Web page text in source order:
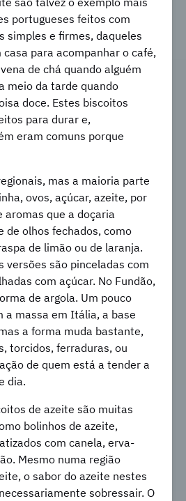
portugueses feitos com
simples e firmes, daqueles
para acompanhar o café,
de chá quando alguém
meio da tarde quando
doce. Estes biscoitos
para durar e,
eram comuns porque
mas a maioria parte
ovos, açúcar, azeite, por
aromas que a doçaria
de olhos fechados, como
de limão ou de laranja.
versões são pinceladas com
com açúcar. No Fundão,
de argola. Um pouco
a massa em Itália, a base
a forma muda bastante,
torcidos, ferraduras, ou
de quem está a tender a
dia.
de azeite são muitas
bolinhos de azeite,
com canela, erva-
Mesmo numa região
o sabor do azeite nestes
sobressair. O